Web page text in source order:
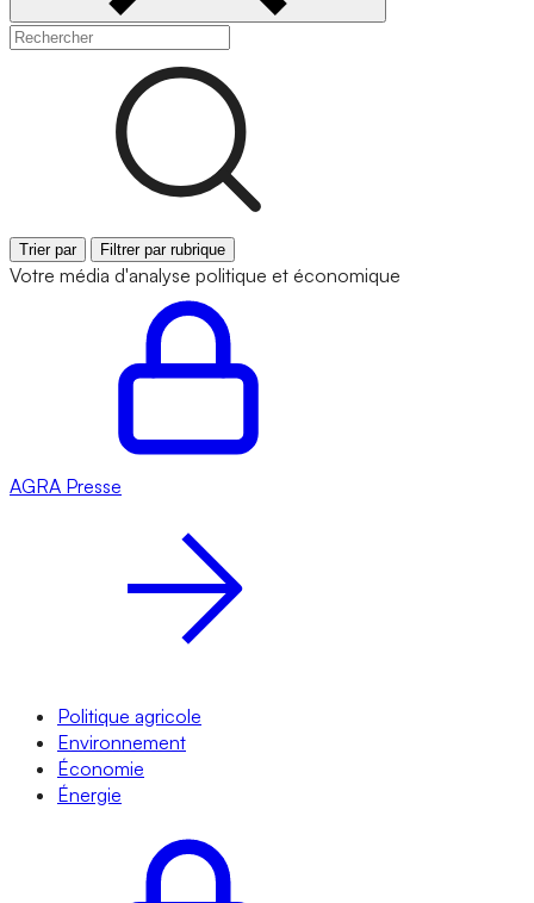
Trier par Filtrer par rubrique
Votre média d'analyse politique et économique
AGRA Presse
Politique agricole
Environnement
Économie
Énergie